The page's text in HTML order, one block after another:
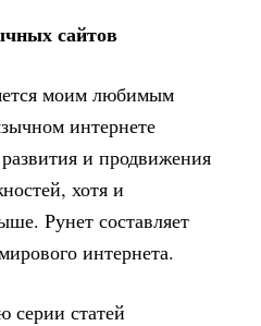
сайтов
моим любимым
интернете
и продвижения
хотя и
Рунет составляет
интернета.
серии статей